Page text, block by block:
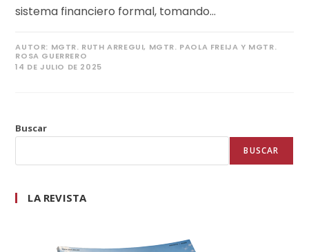
sistema financiero formal, tomando…
AUTOR: MGTR. RUTH ARREGUI, MGTR. PAOLA FREIJA Y MGTR.
ROSA GUERRERO
14 DE JULIO DE 2025
Buscar
BUSCAR
LA REVISTA